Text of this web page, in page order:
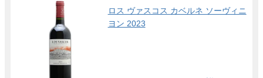
ロス ヴァスコス カベルネ ソーヴィニ
ヨン 2023